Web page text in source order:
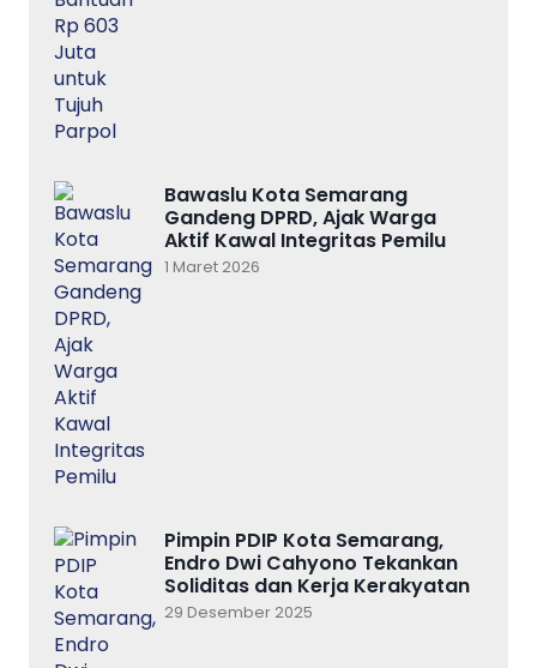
Bawaslu Kota Semarang
Gandeng DPRD, Ajak Warga
Aktif Kawal Integritas Pemilu
1 Maret 2026
Pimpin PDIP Kota Semarang,
Endro Dwi Cahyono Tekankan
Soliditas dan Kerja Kerakyatan
29 Desember 2025